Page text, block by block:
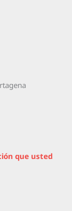
que usted